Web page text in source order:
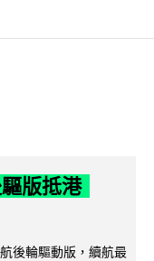
版抵港
後輪驅動版，續航最